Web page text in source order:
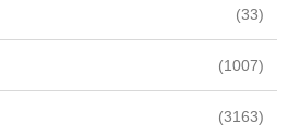
(33)
(1007)
(3163)